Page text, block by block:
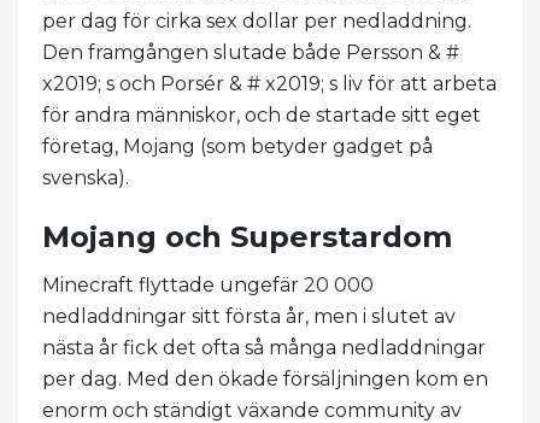
per dag för cirka sex dollar per nedladdning.
Den framgången slutade både Persson & #
x2019; s och Porsér & # x2019; s liv för att arbeta
för andra människor, och de startade sitt eget
företag, Mojang (som betyder gadget på
svenska).
Mojang och Superstardom
Minecraft flyttade ungefär 20 000
nedladdningar sitt första år, men i slutet av
nästa år fick det ofta så många nedladdningar
per dag. Med den ökade försäljningen kom en
enorm och ständigt växande community av